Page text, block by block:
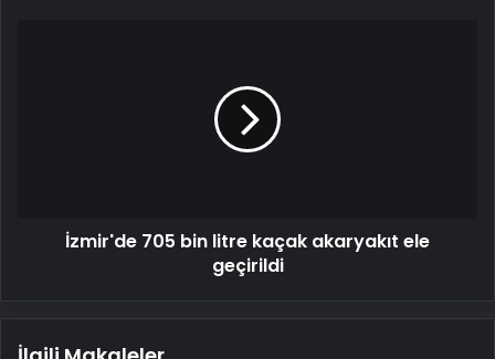
İzmir'de 705 bin litre kaçak akaryakıt ele
geçirildi